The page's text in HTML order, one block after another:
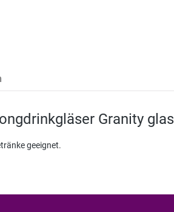
Granity
geeignet.